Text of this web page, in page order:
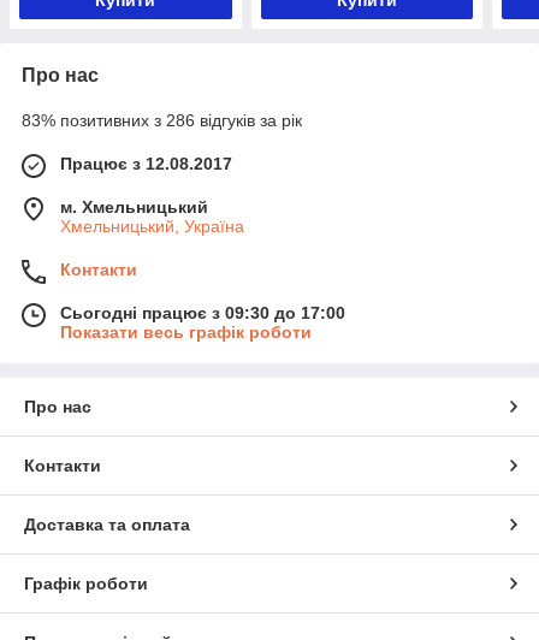
Про нас
83% позитивних з 286 відгуків за рік
Працює з 12.08.2017
м. Хмельницький
Хмельницький, Україна
Контакти
Сьогодні працює з 09:30 до 17:00
Показати весь графік роботи
Про нас
Контакти
Доставка та оплата
Графік роботи